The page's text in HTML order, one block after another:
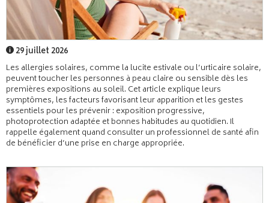
29 juillet 2026
Les allergies solaires, comme la lucite estivale ou l’urticaire solaire,
peuvent toucher les personnes à peau claire ou sensible dès les
premières expositions au soleil. Cet article explique leurs
symptômes, les facteurs favorisant leur apparition et les gestes
essentiels pour les prévenir : exposition progressive,
photoprotection adaptée et bonnes habitudes au quotidien. Il
rappelle également quand consulter un professionnel de santé afin
de bénéficier d’une prise en charge appropriée.